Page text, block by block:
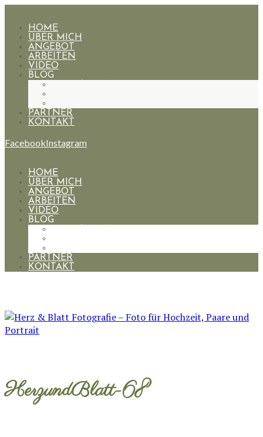
HOME
ÜBER MICH
ANGEBOT
ARBEITEN
VIDEO
BLOG
PARTNER
KONTAKT
FacebookInstagram
HOME
ÜBER MICH
ANGEBOT
ARBEITEN
VIDEO
BLOG
PARTNER
KONTAKT
HerzundBlatt-68